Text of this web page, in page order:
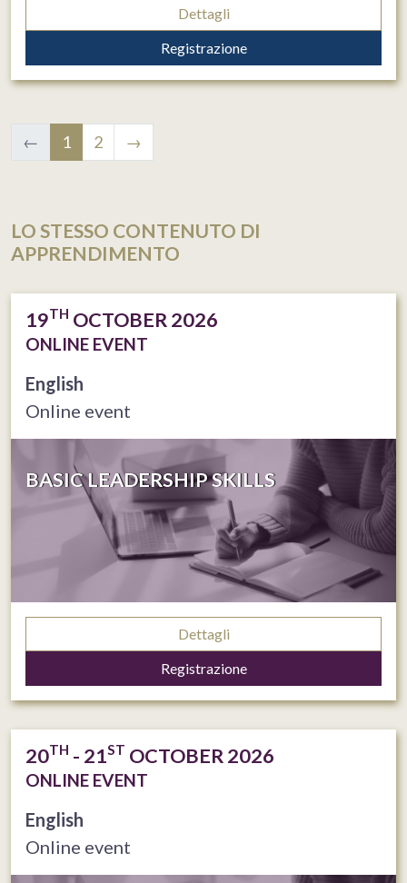
Dettagli
Registrazione
← 1 2 →
LO STESSO CONTENUTO DI
APPRENDIMENTO
19TH OCTOBER 2026
ONLINE EVENT
English
Online event
BASIC LEADERSHIP SKILLS
Dettagli
Registrazione
20TH - 21ST OCTOBER 2026
ONLINE EVENT
English
Online event